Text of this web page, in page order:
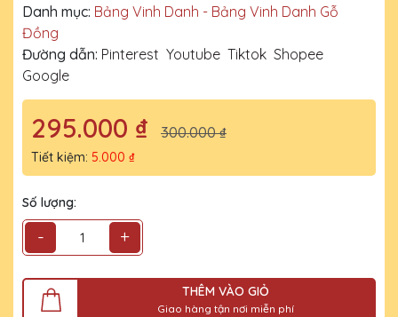
Danh mục: Bảng Vinh Danh - Bảng Vinh Danh Gỗ
Đồng
Đường dẫn: Pinterest Youtube Tiktok Shopee
Google
295.000 ₫ 300.000 ₫
Tiết kiệm: 5.000 ₫
Số lượng:
- +
THÊM VÀO GIỎ
Giao hàng tận nơi miễn phí